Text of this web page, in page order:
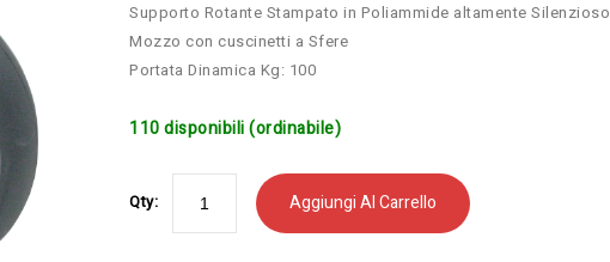
Supporto Rotante Stampato in Poliammide altamente Silenzioso
Mozzo con cuscinetti a Sfere
Portata Dinamica Kg: 100
110 disponibili (ordinabile)
Qty: Aggiungi Al Carrello